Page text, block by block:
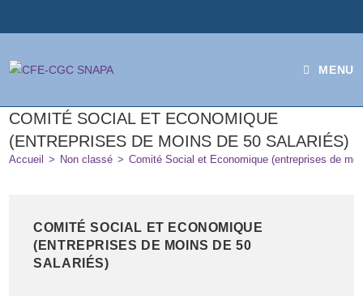
MENU
COMITÉ SOCIAL ET ECONOMIQUE
(ENTREPRISES DE MOINS DE 50 SALARIÉS)
Accueil > Non classé > Comité Social et Economique (entreprises de
COMITÉ SOCIAL ET ECONOMIQUE
(ENTREPRISES DE MOINS DE 50
SALARIÉS)